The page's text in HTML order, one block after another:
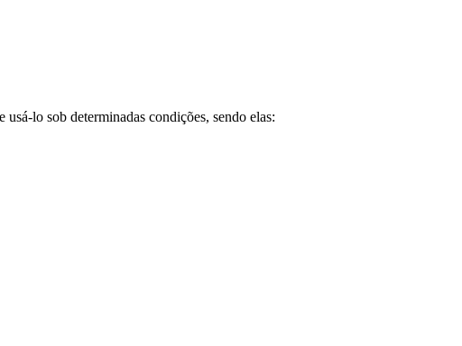
lo sob determinadas condições, sendo elas: